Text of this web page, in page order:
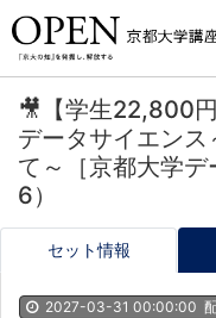
🎥【学生22,800
データサイエン
て～［京都大学
6）
セット情報
2027-03-31 00:00:00